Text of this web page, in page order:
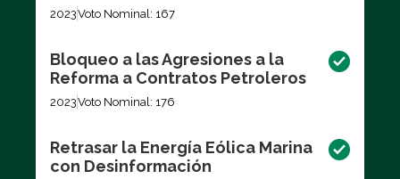
2023Voto Nominal: 167
Bloqueo a las Agresiones a la
Reforma a Contratos Petroleros
2023Voto Nominal: 176
Retrasar la Energía Eólica Marina
con Desinformación